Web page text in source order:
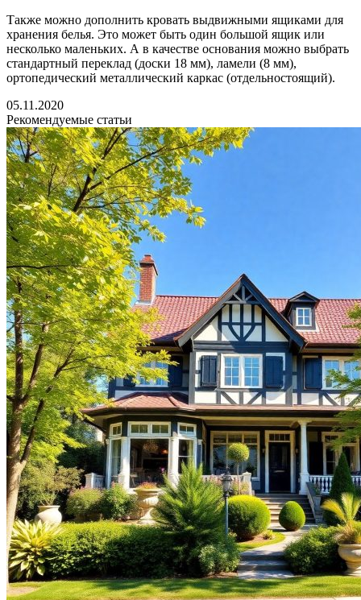
Также можно дополнить кровать выдвижными ящиками для
хранения белья. Это может быть один большой ящик или
несколько маленьких. А в качестве основания можно выбрать
стандартный переклад (доски 18 мм), ламели (8 мм),
ортопедический металлический каркас (отдельностоящий).
05.11.2020
Рекомендуемые статьи